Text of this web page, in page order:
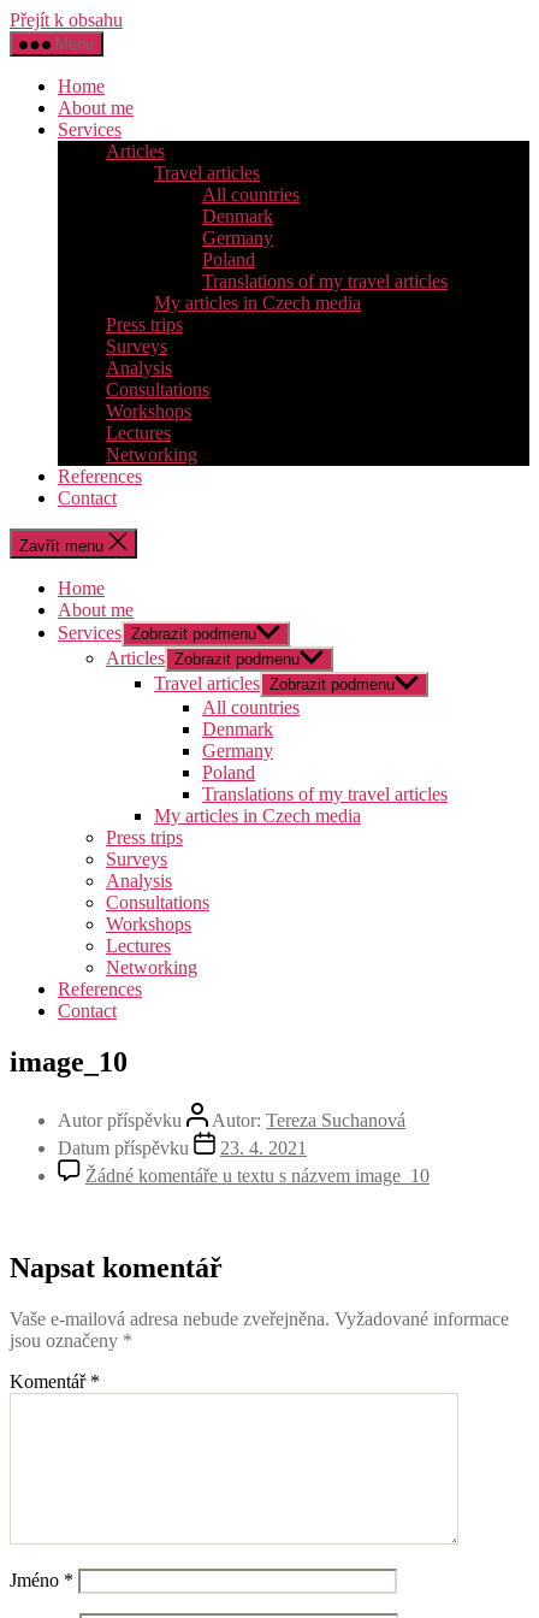
Přejít k obsahu
Menu
Home
About me
Services
Articles
Travel articles
All countries
Denmark
Germany
Poland
Translations of my travel articles
My articles in Czech media
Press trips
Surveys
Analysis
Consultations
Workshops
Lectures
Networking
References
Contact
Zavřít menu
Home
About me
Services Zobrazit podmenu
Articles Zobrazit podmenu
Travel articles Zobrazit podmenu
All countries
Denmark
Germany
Poland
Translations of my travel articles
My articles in Czech media
Press trips
Surveys
Analysis
Consultations
Workshops
Lectures
Networking
References
Contact
image_10
Autor příspěvku Autor: Tereza Suchanová
Datum příspěvku
23. 4. 2021
Žádné komentáře u textu s názvem image_10
Napsat komentář
Vaše e-mailová adresa nebude zveřejněna. Vyžadované informace
jsou označeny *
Komentář *
Jméno *